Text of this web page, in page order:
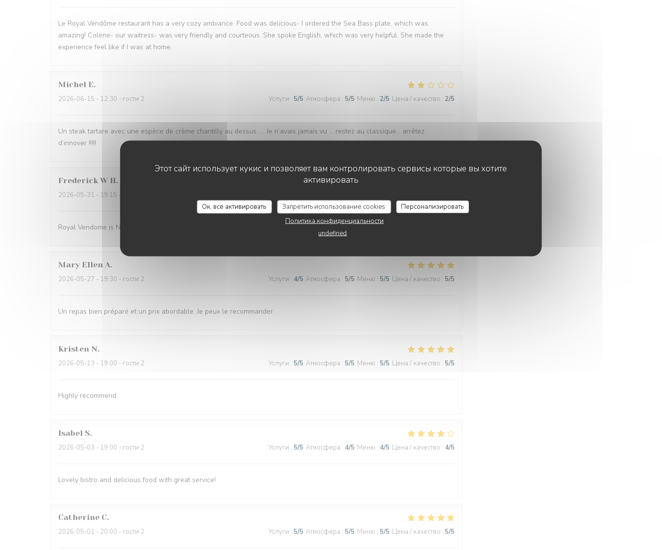
Этот сайт использует кукис и позволяет вам контролировать сервисы которые вы хотите
активировать
Ок, все активировать Запретить использование cookies
Персонализировать
Политика конфиденциальности
undefined
Le Royal Vendôme restaurant has a very cozy ambiance. Food was delicious- I ordered the Sea Bass plate, which was
amazing! Colene- our waitress- was very friendly and courteous. She spoke English, which was very helpful. She made the
experience feel like if I was at home.
Michel E
2026-06-15 - 12:30 - гости 2 Услуги : 5/5 Атмосфера : 5/5 Меню : 2/5 Цена / качество : 2/5
Un steak tartare avec une espèce de crème chantilly au dessus …. Je n’avais jamais vu … restez au classique… arrêtez
d’innover !!!!!
Frederick W H
2026-05-31 - 19:15 - гости 2
Royal Vendome is NOW our go to Sunday Dinner after the 🎥’s. Then a pleasant walk home 🏠 in the 8th EME
Mary Ellen A
2026-05-27 - 19:30 - гости 2 Услуги : 4/5 Атмосфера : 5/5 Меню : 5/5 Цена / качество : 5/5
Un repas bien préparé et un prix abordable. Je peux le recommander.
Kristen N
2026-05-13 - 19:00 - гости 2 Услуги : 5/5 Атмосфера : 5/5 Меню : 5/5 Цена / качество : 5/5
Highly recommend
Isabel S
2026-05-03 - 19:00 - гости 2 Услуги : 5/5 Атмосфера : 4/5 Меню : 4/5 Цена / качество : 4/5
Lovely bistro and delicious food with great service!
Catherine C
2026-05-01 - 20:00 - гости 2 Услуги : 5/5 Атмосфера : 5/5 Меню : 5/5 Цена / качество : 5/5